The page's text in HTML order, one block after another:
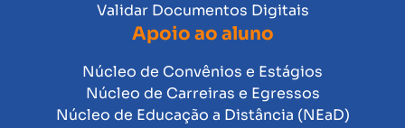
Validar Documentos Digitais
Apoio ao aluno
Núcleo de Convênios e Estágios
Núcleo de Carreiras e Egressos
Núcleo de Educação a Distância (NEaD)